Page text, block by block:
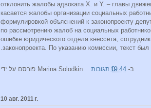
отклонить жалобы адвоката X. и Y. – главы
касается жалобы организации социальных
формулировкой объяснений к законопроекту
по рассмотрению жалоб на социальных
ошибке юридического отдела кнессета,
законопроекта. По указанию комиссии, текст был
Marina Solodkin ב- 19:44
0 תגובות
10 авг. 2011 г.